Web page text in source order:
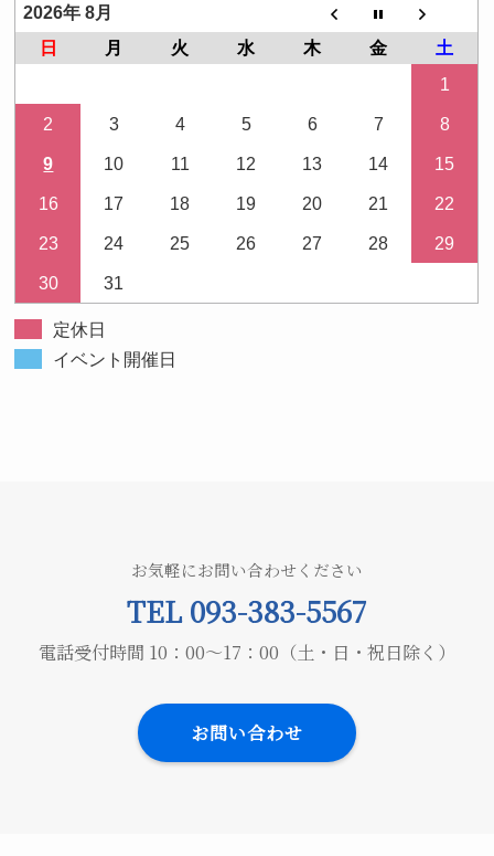
2026年 8月
日
月 火 水 木 金
土
1
2
3 4 5 6 7
8
9
10 11 12 13 14
15
16
17 18 19 20 21
22
23
24 25 26 27 28
29
30
31
定休日
イベント開催日
お気軽にお問い合わせください
TEL 093-383-5567
電話受付時間 10：00～17：00（土・日・祝日除く）
お問い合わせ